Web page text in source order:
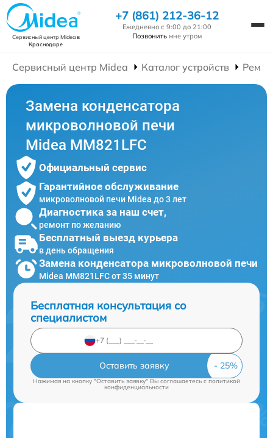
Сервисный центр Mideaв
Краснодаре
+7 (861) 212-36-12
Ежедневно с 9:00 до 21:00
Позвонить мне утром
Сервисный центр Midea Каталог устройств
Замена конденсатора
микроволновой печи
Midea MM821LFC
Официальный сервис
Гарантийное обслуживание
микроволновой печи Midea до 3 лет
Диагностика за наш счет,
ремонт по желанию
Бесплатный выезд курьера
в день обращения
Замена конденсатора микроволновой печи
Midea MM821LFC от 35 минут
Бесплатная консультация со
специалистом
Оставить заявку
Нажимая на кнопку "Оставить заявку" Вы соглашаетесь cполитикой
конфиденциальности